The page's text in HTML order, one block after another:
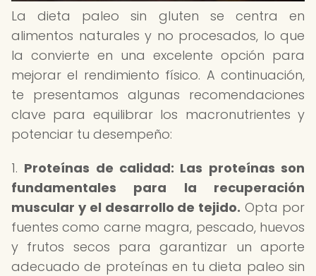
La dieta paleo sin gluten se centra en
alimentos naturales y no procesados, lo que
la convierte en una excelente opción para
mejorar el rendimiento físico. A continuación,
te presentamos algunas recomendaciones
clave para equilibrar los macronutrientes y
potenciar tu desempeño:
1. Proteínas de calidad: Las proteínas son
fundamentales para la recuperación
muscular y el desarrollo de tejido. Opta por
fuentes como carne magra, pescado, huevos
y frutos secos para garantizar un aporte
adecuado de proteínas en tu dieta paleo sin